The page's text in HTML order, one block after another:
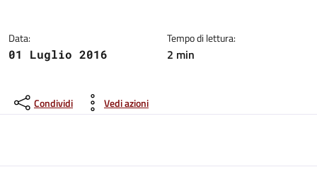
Data:
01 Luglio 2016
Tempo di lettura:
2 min
Condividi Vedi azioni